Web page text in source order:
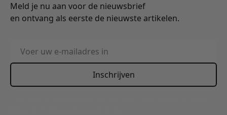
Meld je nu aan voor de nieuwsbrief
en ontvang als eerste de nieuwste artikelen.
E-mailadres
Inschrijven